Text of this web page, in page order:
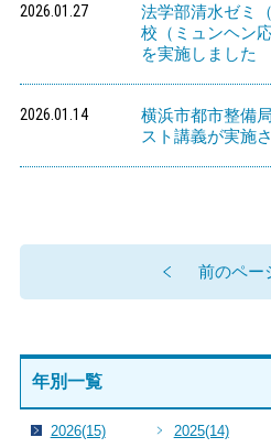
2026.01.27
法学部清水ゼミ
校（ミュンヘン
を実施しました
2026.01.14
横浜市都市整備
スト講義が実施
前のペー
年別一覧
2026(15) 2025(14)